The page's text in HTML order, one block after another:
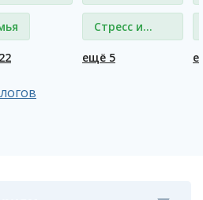
фобии
Стресс и
депрессия
ещё 5